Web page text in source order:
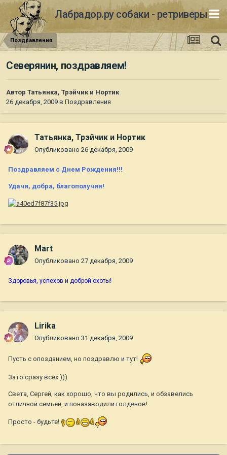
Лабрадор.ру собаки - ретриверы
Поздравления
Северянин, поздравляем!
Автор Татьянка, Трэйчик и Нортик
26 декабря, 2009 в Поздравления
Татьянка, Трэйчик и Нортик
Опубликовано 26 декабря, 2009
Поздравляем с Днем Рождения!!!
Удачи, добра, благополучия!
Mart
Опубликовано 27 декабря, 2009
Здоровья, успехов и доброй охоты!
Lirika
Опубликовано 31 декабря, 2009
Пусть с опозданием, но поздравлю и тут!
Зато сразу всех )))
Света, Сергей, как хорошо, что вы родились, и обзавелись
отличной семьей, и поназаводили голденов!
Просто - будьте!